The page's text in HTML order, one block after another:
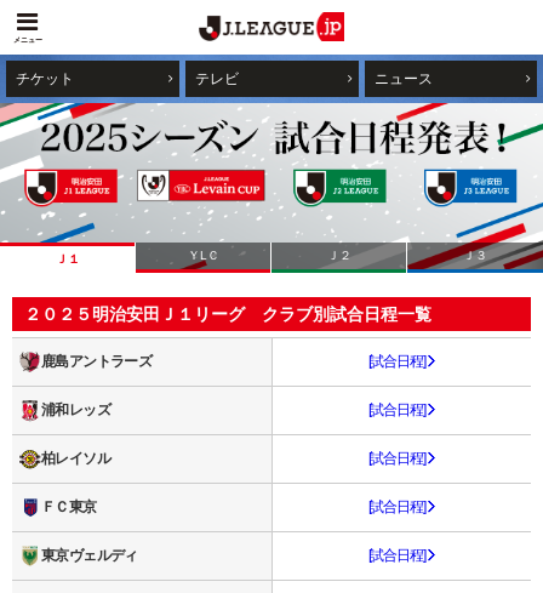
メニュー
チケット テレビ ニュース
Ｊ１ ＹLＣ Ｊ２ Ｊ３
２０２５明治安田Ｊ１リーグ クラブ別試合日程一覧
鹿島アントラーズ [試合日程]
浦和レッズ [試合日程]
柏レイソル [試合日程]
ＦＣ東京 [試合日程]
東京ヴェルディ [試合日程]